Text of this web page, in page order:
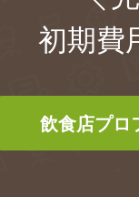
初期費
飲食店プロ